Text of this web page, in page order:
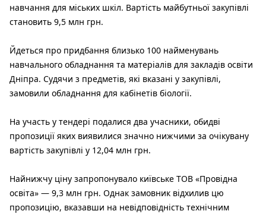
навчання для міських шкіл. Вартість майбутньої закупівлі
становить 9,5 млн грн.
Йдеться про придбання близько 100 найменувань
навчального обладнання та матеріалів для закладів освіти
Дніпра. Судячи з предметів, які вказані у закупівлі,
замовили обладнання для кабінетів біології.
На участь у тендері подалися два учасники, обидві
пропозиції яких виявилися значно нижчими за очікувану
вартість закупівлі у 12,04 млн грн.
Найнижчу ціну запропонувало київське ТОВ «Провідна
освіта» — 9,3 млн грн. Однак замовник відхилив цю
пропозицію, вказавши на невідповідність технічним